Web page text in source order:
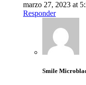
marzo 27, 2023 at
Responder
Smile